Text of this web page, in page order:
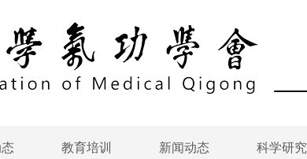
教育培训 新闻动态 科学研究